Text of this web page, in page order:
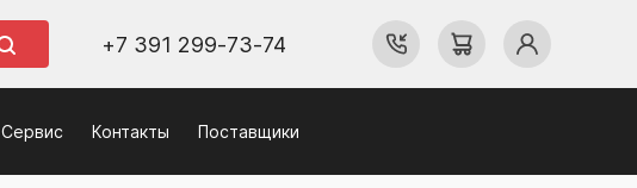
+7 391 299-73-74
Сервис Контакты Поставщики